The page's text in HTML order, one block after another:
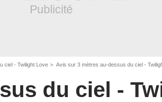
ciel - Twilight Love Avis sur 3 mètres au-dessus du ciel -
du ciel -